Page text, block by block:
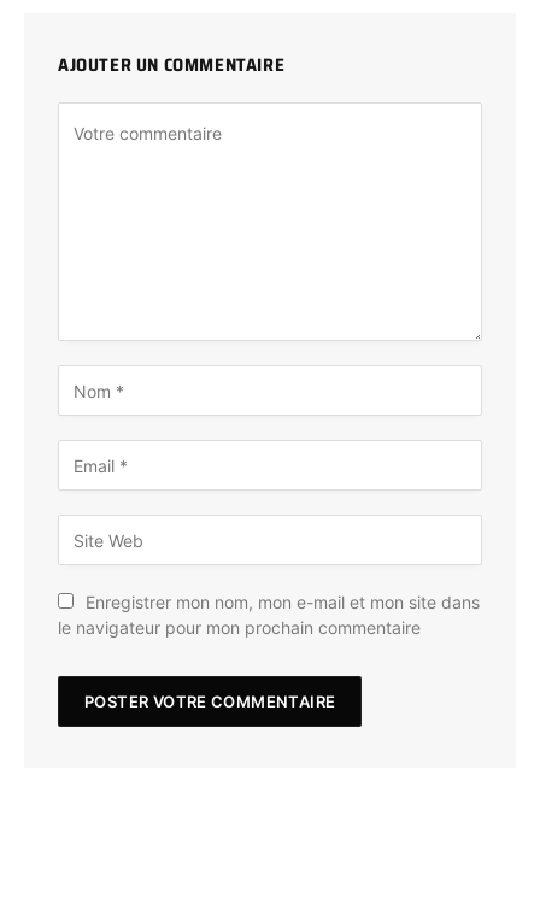
AJOUTER UN COMMENTAIRE
Enregistrer mon nom, mon e-mail et mon site dans
le navigateur pour mon prochain commentaire